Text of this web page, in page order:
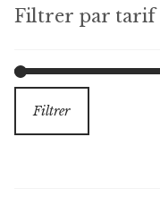
récent
Filtrer par tarif
Filtrer